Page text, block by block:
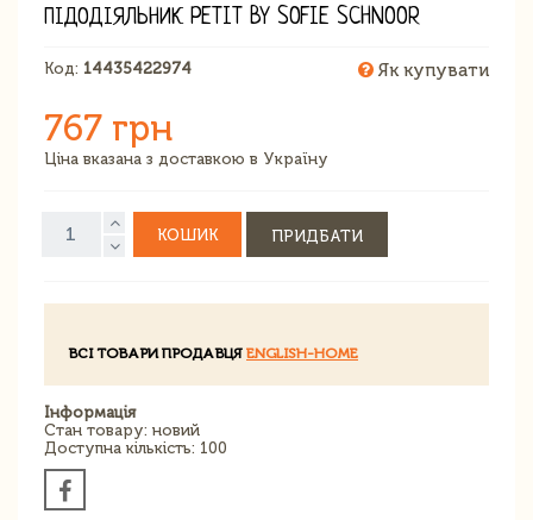
ПІДОДІЯЛЬНИК PETIT BY SOFIE SCHNOOR
Код: 14435422974 Як купувати
767 грн
Ціна вказана з доставкою в Україну
КОШИК ПРИДБАТИ
ВСІ ТОВАРИ ПРОДАВЦЯ ENGLISH-HOME
Інформація
Стан товару: новий
Доступна кількість: 100